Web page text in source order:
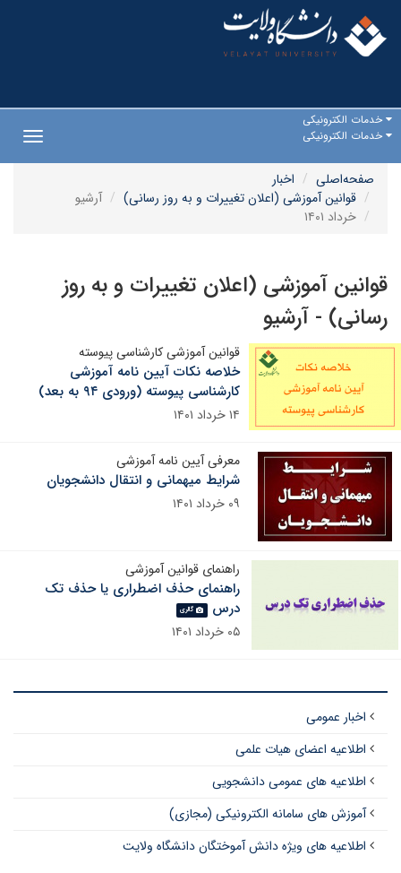
خدمات الکترونیکی
خدمات الکترونیکی
صفحه‌اصلی
اخبار
قوانین آموزشی (اعلان تغییرات و به روز رسانی)
آرشیو
خرداد ۱۴۰۱
قوانین آموزشی (اعلان تغییرات و به روز
رسانی) - آرشیو
قوانین آموزشی کارشناسی پیوسته
خلاصه نکات آیین نامه آموزشی
کارشناسی پیوسته (ورودی ۹۴ به بعد)
۱۴ خرداد ۱۴۰۱
معرفی آیین نامه آموزشی
شرایط میهمانی و انتقال دانشجویان
۰۹ خرداد ۱۴۰۱
راهنمای قوانین آموزشی
راهنمای حذف اضطراری یا حذف تک
درس
گالری
۰۵ خرداد ۱۴۰۱
اخبار عمومی
اطلاعیه اعضای هیات علمی
اطلاعیه های عمومی دانشجویی
آموزش های سامانه الکترونیکی (مجازی)
اطلاعیه های ویژه دانش آموختگان دانشگاه ولایت